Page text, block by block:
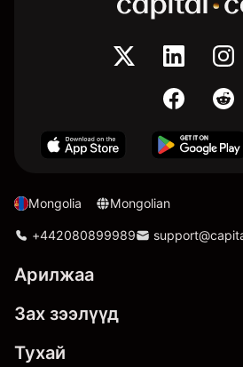
Mongolia Mongolian
+442080899989
Арилжаа
Зах зээлүүд
Тухай